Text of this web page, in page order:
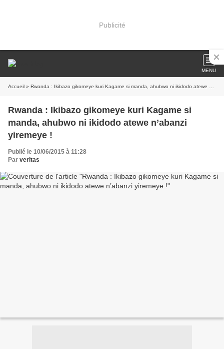
Publicité
MENU
Accueil » Rwanda : Ikibazo gikomeye kuri Kagame si manda, ahubwo ni ikidodo atewe n’abanzi yiremeye !
Rwanda : Ikibazo gikomeye kuri Kagame si
manda, ahubwo ni ikidodo atewe n’abanzi
yiremeye !
Publié le 10/06/2015 à 11:28
Par veritas